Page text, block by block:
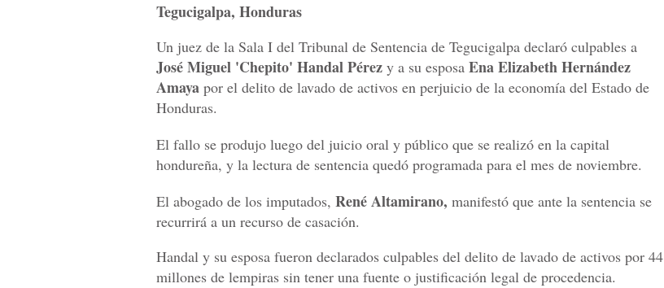
Tegucigalpa, Honduras
Un juez de la Sala I del Tribunal de Sentencia de Tegucigalpa declaró culpables a
José Miguel 'Chepito' Handal Pérez y a su esposa Ena Elizabeth Hernández
Amaya por el delito de lavado de activos en perjuicio de la economía del Estado de
Honduras.
El fallo se produjo luego del juicio oral y público que se realizó en la capital
hondureña, y la lectura de sentencia quedó programada para el mes de noviembre.
El abogado de los imputados, RenéAltamirano, manifestó que ante la sentencia se
recurrirá a un recurso de casación.
Handal y su esposa fueron declarados culpables del delito de lavado de activos por 44
millones de lempiras sin tener una fuente o justificación legal de procedencia.